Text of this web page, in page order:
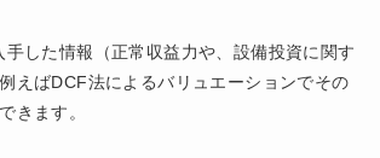
手した情報（正常収益力や、設備投資に関す
えばDCF法によるバリュエーションでその
きます。